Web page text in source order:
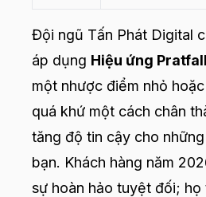
Đội ngũ Tấn Phát Digital
áp dụng Hiệu ứng Pratfall
một nhược điểm nhỏ
quá khứ một cách chân
tăng độ tin cậy cho
bạn. Khách hàng năm
sự hoàn hảo tuyệt đối; họ